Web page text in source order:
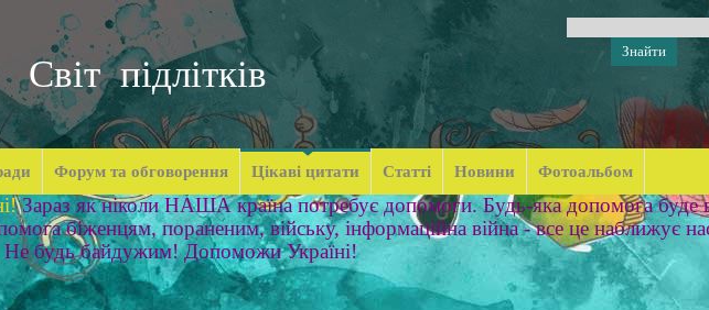
Світ підлітків
Форум та обговорення Цікаві цитати Статті Новини Фотоальбом
Зараз як ніколи НАША країна потребує допомоги. Будь-яка допомога буде
біженцям, пораненим, війську, інформаційна війна - все це наближує
Не будь байдужим! Допоможи Україні!